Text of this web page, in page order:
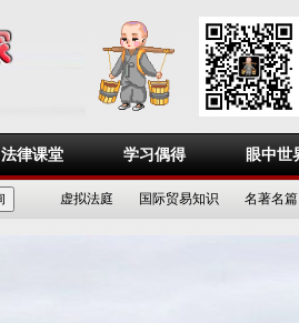
法律课堂 学习偶得 眼中世
虚拟法庭 国际贸易知识 名著名篇